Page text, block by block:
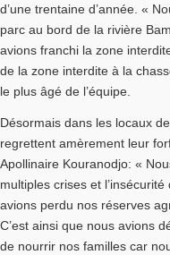
d’une trentaine d’année. «
parc au bord de la rivière
avions franchi la zone
de la zone interdite à la
le plus âgé de l’équipe.
Désormais dans les locaux
regrettent amèrement leur
Apollinaire Kouranodjo: «
multiples crises et
avions perdu nos réserves
C’est ainsi que nous avions
de nourrir nos familles car